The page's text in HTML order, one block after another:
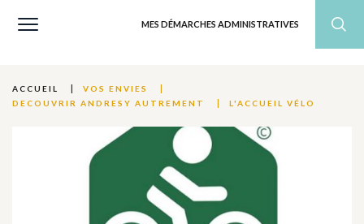
MES DÉMARCHES ADMINISTRATIVES
ACCUEIL
VOS ENVIES
DECOUVRIR ANDRESY AUTREMENT
L'ACCUEIL VÉLO